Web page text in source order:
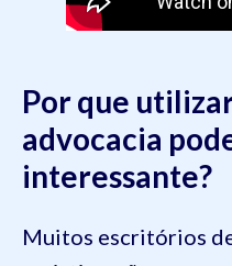
Por que
advocacia
interessante?
Muitos escritórios